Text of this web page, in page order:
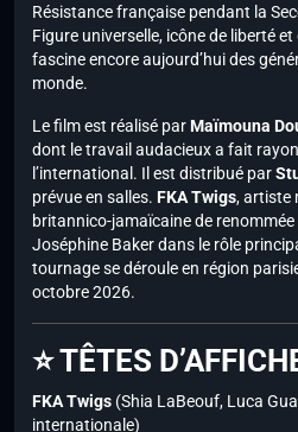
Résistance française pendant la
Figure universelle, icône de liberté
fascine encore aujourd’hui des
monde.
Le film est réalisé parMaïmouna
dont le travail audacieux a fait
l’international. Il est distribué par
prévue en salles. FKA Twigs, artiste
britannico-jamaïcaine de
Joséphine Baker dans le rôle
tournage se déroule en région
octobre 2026.
⭐ TÊTES
FKA Twigs (Shia LaBeouf, Luca
internationale)